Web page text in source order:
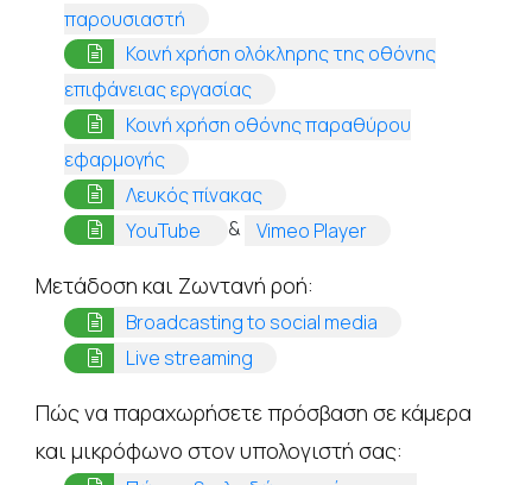
παρουσιαστή
Κοινή χρήση ολόκληρης της οθόνης
επιφάνειας εργασίας(opens in a new tab)
Κοινή χρήση οθόνης παραθύρου
εφαρμογής(opens in a new tab)
Λευκός πίνακας(opens in a new tab)
YouTube
(opens in a new tab)
& Vimeo Player(opens in a new
Μετάδοση και Ζωντανή ροή:
Broadcasting to social media
Live streaming
Πώς να παραχωρήσετε πρόσβαση σε κάμερα
και μικρόφωνο στον υπολογιστή σας: